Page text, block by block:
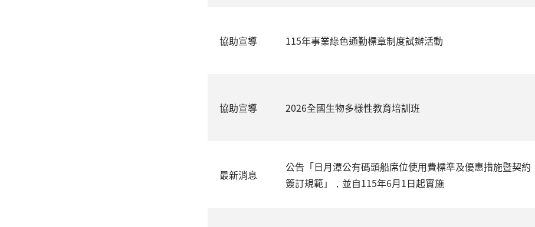
協助宣導 115年事業綠色通勤標章制度試辦活動
協助宣導 2026全國生物多樣性教育培訓班
最新消息
公告「日月潭公有碼頭船席位使用費標準及優惠措施暨契約
簽訂規範」，並自115年6月1日起實施